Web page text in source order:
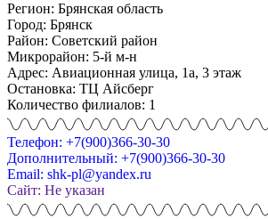
Регион: Брянская область
Город: Брянск
Район: Советский район
Микрорайон: 5-й м-н
Адрес: Авиационная улица, 1а, 3 этаж
Остановка: ТЦ Айсберг
Количество филиалов: 1
Телефон: +7(900)366-30-30
Дополнительный: +7(900)366-30-30
Email: shk-pl@yandex.ru
Сайт: Не указан